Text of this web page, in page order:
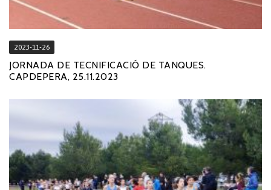
2023-11-26
JORNADA DE TECNIFICACIÓ DE TANQUES.
CAPDEPERA, 25.11.2023